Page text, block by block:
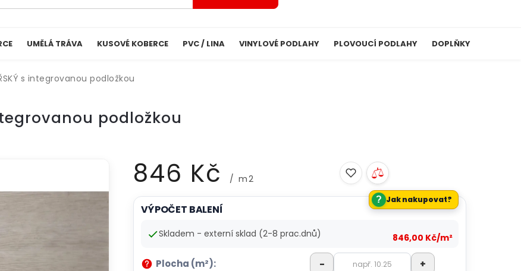
UMĚLÁ TRÁVA KUSOVÉ KOBERCE PVC / LINA VINYLOVÉ PODLAHY PLOVOUCÍ PODLAHY DOPLŇKY
s integrovanou podložkou
podložkou
846 Kč / m2
Měrná
VÝPOČET BALENÍ
Skladem - externí sklad (2-8 prac.dnů) 846,00 Kč/m²
Plocha (m²): - +
? Jak nakupovat?